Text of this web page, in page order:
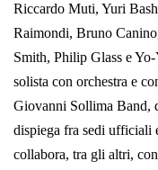
Riccardo Muti, Yuri
Raimondi, Bruno
Smith, Philip Glass e
solista con orchestra e
Giovanni Sollima Band,
dispiega fra sedi ufficiali
collabora, tra gli altri,